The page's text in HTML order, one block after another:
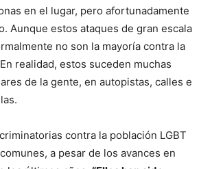
en el lugar, pero afortunadamente
Aunque estos ataques de gran escala
no son la mayoría contra la
realidad, estos suceden muchas
de la gente, en autopistas, calles e
contra la población LGBT
a pesar de los avances en